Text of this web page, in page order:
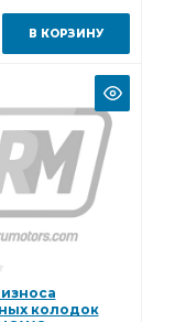
В КОРЗИНУ
колодок